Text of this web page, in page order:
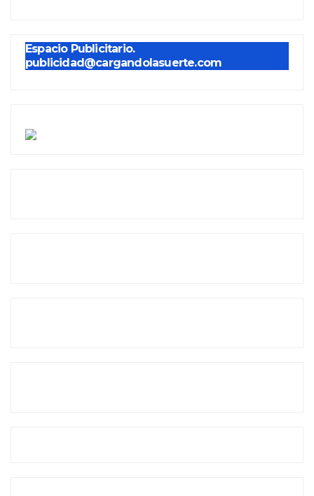
Espacio Publicitario.
publicidad@cargandolasuerte.com